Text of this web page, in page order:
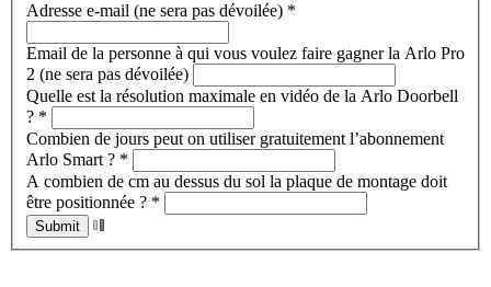
Adresse e-mail (ne sera pas dévoilée) *
Email de la personne à qui vous voulez faire gagner la Arlo Pro
2 (ne sera pas dévoilée)
Quelle est la résolution maximale en vidéo de la Arlo Doorbell
? *
Combien de jours peut on utiliser gratuitement l’abonnement
Arlo Smart ? *
A combien de cm au dessus du sol la plaque de montage doit
être positionnée ? *